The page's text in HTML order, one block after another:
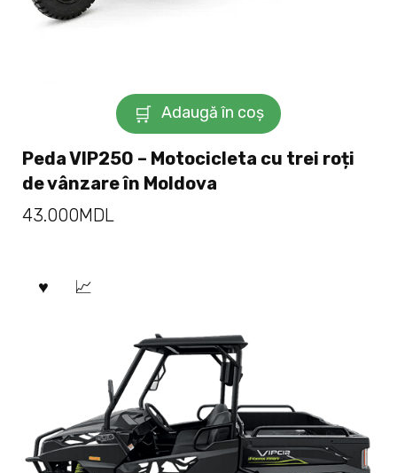
Adaugă în coș
Peda VIP250 – Motocicleta cu trei roți
de vânzare în Moldova
43.000MDL